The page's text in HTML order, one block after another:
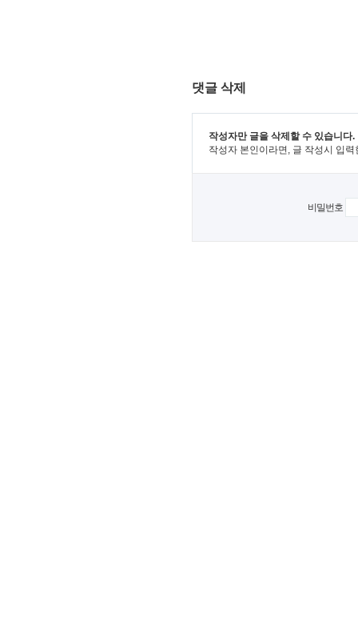
댓글 삭제
작성자만 글을 삭제할 수 있습니다.
작성자 본인이라면, 글 작성시 입
비밀번호